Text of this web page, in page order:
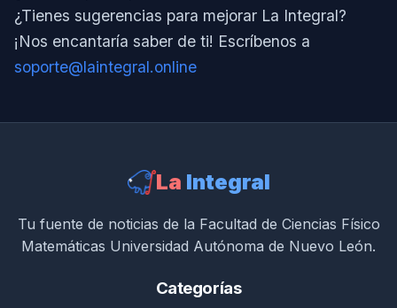
¿Tienes sugerencias para mejorar La Integral?
¡Nos encantaría saber de ti! Escríbenos a
soporte@laintegral.online
La Integral
Tu fuente de noticias de la Facultad de Ciencias Físico
Matemáticas Universidad Autónoma de Nuevo León.
Categorías